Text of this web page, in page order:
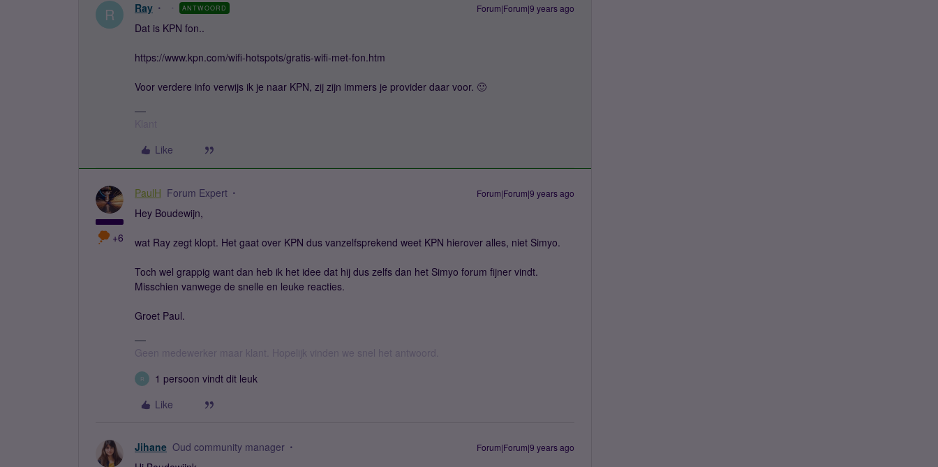
R Ray ANTWOORD Forum|Forum|9 years ago
Dat is KPN fon..
https://www.kpn.com/wifi-hotspots/gratis-wifi-met-fon.htm
Voor verdere info verwijs ik je naar KPN, zij zijn immers je provider daar voor. 🙂
Like
+6
PaulH Forum Expert Forum|Forum|9 years ago
Hey Boudewijn,
wat Ray zegt klopt. Het gaat over KPN dus vanzelfsprekend weet KPN hierover alles, niet Simyo.
Toch wel grappig want dan heb ik het idee dat hij dus zelfs dan het Simyo forum fijner vindt.
Misschien vanwege de snelle en leuke reacties.
Groet Paul.
Geen medewerker maar klant. Hopelijk vinden we snel het antwoord.
R
1 persoon vindt dit leuk
Like
Jihane Oud community manager Forum|Forum|9 years ago